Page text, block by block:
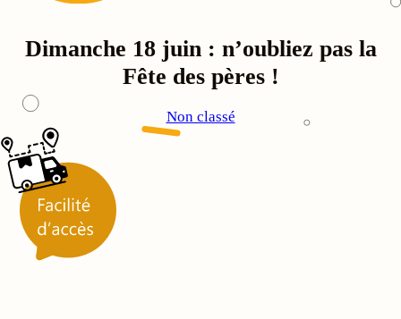
Dimanche 18 juin : n’oubliez pas la
Fête des pères !
Non classé